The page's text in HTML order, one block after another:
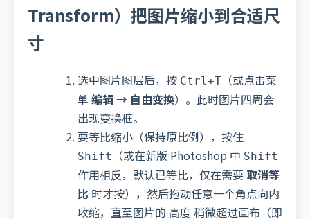
Transform）把图片缩小到合适尺
寸
选中图片图层后，按 Ctrl+T （或点击菜
单 编辑 → 自由变换）。此时图片四周会
出现变换框。
要等比缩小（保持原比例），按住
Shift （或在新版 Photoshop 中 Shift
作用相反，默认已等比，仅在需要 取消等
比 时才按），然后拖动任意一个角点向内
收缩，直至图片的 高度 稍微超过画布（即